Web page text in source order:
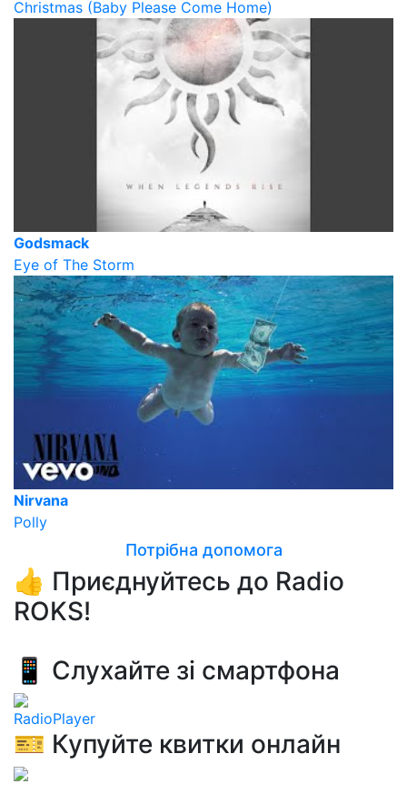
Christmas (Baby Please Come Home)
Godsmack
Eye of The Storm
Nirvana
Polly
Потрібна допомога
👍 Приєднуйтесь до Radio
ROKS!
📱 Слухайте зі смартфона
RadioPlayer
🎫 Купуйте квитки онлайн